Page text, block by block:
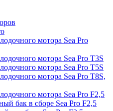
мотора Sea Pro
мотора Sea Pro Т3S
мотора Sea Pro Т5S
мотора Sea Pro Т8S,
мотора Sea Pro F2,5
бак в сборе Sea Pro F2,5